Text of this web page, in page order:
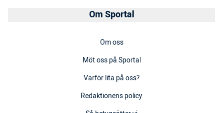
Om Sportal
Om oss
Möt oss på Sportal
Varför lita på oss?
Redaktionens policy